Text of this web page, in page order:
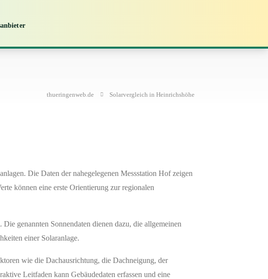
thueringenweb.de Solarvergleich in Heinrichshöhe
Die Daten der nahegelegenen Messstation Hof zeigen
können eine erste Orientierung zur regionalen
genannten Sonnendaten dienen dazu, die allgemeinen
einer Solaranlage.
wie die Dachausrichtung, die Dachneigung, der
Leitfaden kann Gebäudedaten erfassen und eine